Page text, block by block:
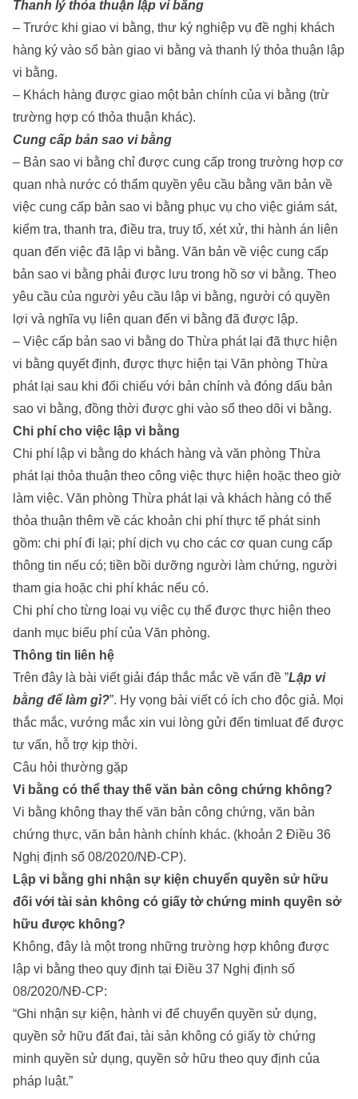
Thanh lý thỏa thuận lập vi bằng
– Trước khi giao vi bằng, thư ký nghiệp vụ đề nghị khách
hàng ký vào sổ bàn giao vi bằng và thanh lý thỏa thuận lập
vi bằng.
– Khách hàng được giao một bản chính của vi bằng (trừ
trường hợp có thỏa thuận khác).
Cung cấp bản sao vi bằng
– Bản sao vi bằng chỉ được cung cấp trong trường hợp cơ
quan nhà nước có thẩm quyền yêu cầu bằng văn bản về
việc cung cấp bản sao vi bằng phục vụ cho việc giám sát,
kiểm tra, thanh tra, điều tra, truy tố, xét xử, thi hành án liên
quan đến việc đã lập vi bằng. Văn bản về việc cung cấp
bản sao vi bằng phải được lưu trong hồ sơ vi bằng. Theo
yêu cầu của người yêu cầu lập vi bằng, người có quyền
lợi và nghĩa vụ liên quan đến vi bằng đã được lập.
– Việc cấp bản sao vi bằng do Thừa phát lại đã thực hiện
vi bằng quyết định, được thực hiện tại Văn phòng Thừa
phát lại sau khi đối chiếu với bản chính và đóng dấu bản
sao vi bằng, đồng thời được ghi vào sổ theo dõi vi bằng.
Chi phí cho việc lập vi bằng
Chi phí lập vi bằng do khách hàng và văn phòng Thừa
phát lại thỏa thuận theo công việc thực hiện hoặc theo giờ
làm việc. Văn phòng Thừa phát lại và khách hàng có thể
thỏa thuận thêm về các khoản chi phí thực tế phát sinh
gồm: chi phí đi lại; phí dịch vụ cho các cơ quan cung cấp
thông tin nếu có; tiền bồi dưỡng người làm chứng, người
tham gia hoặc chi phí khác nếu có.
Chi phí cho từng loại vụ việc cụ thể được thực hiện theo
danh mục biểu phí của Văn phòng.
Thông tin liên hệ
Trên đây là bài viết giải đáp thắc mắc về vấn đề ”Lập vi
bằng để làm gì?”. Hy vọng bài viết có ích cho độc giả. Mọi
thắc mắc, vướng mắc xin vui lòng gửi đến timluat để được
tư vấn, hỗ trợ kịp thời.
Câu hỏi thường gặp
Vi bằng có thể thay thế văn bản công chứng không?
Vi bằng không thay thế văn bản công chứng, văn bản
chứng thực, văn bản hành chính khác. (khoản 2 Điều 36
Nghị định số 08/2020/NĐ-CP).
Lập vi bằng ghi nhận sự kiện chuyển quyền sử hữu
đối với tài sản không có giấy tờ chứng minh quyền sở
hữu được không?
Không, đây là một trong những trường hợp không được
lập vi bằng theo quy định tại Điều 37 Nghị định số
08/2020/NĐ-CP:
“Ghi nhận sự kiện, hành vi để chuyển quyền sử dụng,
quyền sở hữu đất đai, tài sản không có giấy tờ chứng
minh quyền sử dụng, quyền sở hữu theo quy định của
pháp luật.”